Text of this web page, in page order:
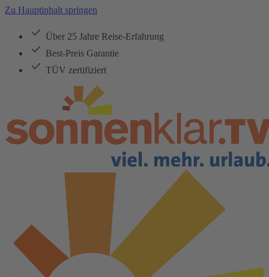
Zu Hauptinhalt springen
Über 25 Jahre Reise-Erfahrung
Best-Preis Garantie
TÜV zertifiziert